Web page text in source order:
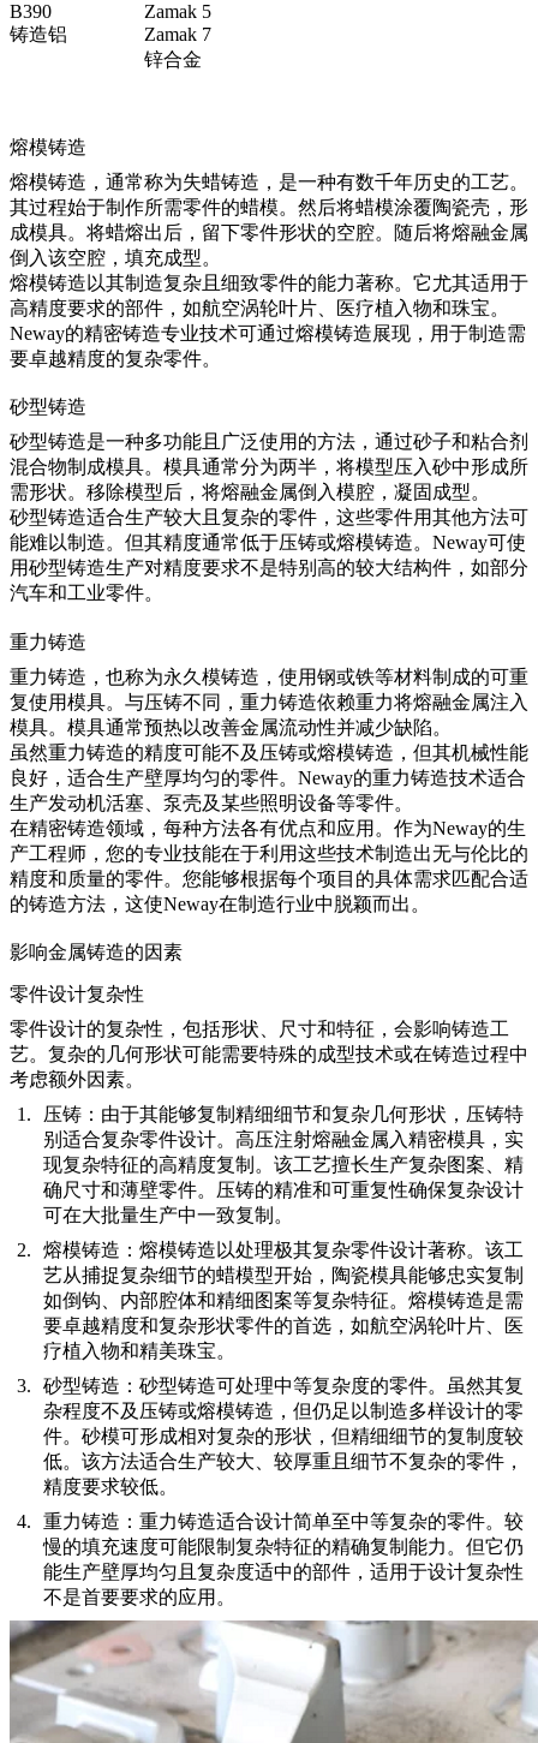
B390
Zamak 5
铸造铝
Zamak 7
锌合金
熔模铸造
熔模铸造 ，通常称为失蜡铸造，是一种有数千年历史的工艺。
其过程始于制作所需零件的蜡模。然后将蜡模涂覆陶瓷壳，形
成模具。将蜡熔出后，留下零件形状的空腔。随后将熔融金属
倒入该空腔，填充成型。
熔模铸造以其制造复杂且细致零件的能力著称。它尤其适用于
高精度要求的部件，如航空涡轮叶片、医疗植入物和珠宝。
Neway的精密铸造专业技术可通过熔模铸造展现，用于制造需
要卓越精度的复杂零件。
砂型铸造
砂型铸造是一种多功能且广泛使用的方法，通过砂子和粘合剂
混合物制成模具。模具通常分为两半，将模型压入砂中形成所
需形状。移除模型后，将熔融金属倒入模腔，凝固成型。
砂型铸造适合生产较大且复杂的零件，这些零件用其他方法可
能难以制造。但其精度通常低于压铸或熔模铸造。Neway可使
用砂型铸造生产对精度要求不是特别高的较大结构件，如部分
汽车和工业零件。
重力铸造
重力铸造 ，也称为永久模铸造，使用钢或铁等材料制成的可重
复使用模具。与压铸不同，重力铸造依赖重力将熔融金属注入
模具。模具通常预热以改善金属流动性并减少缺陷。
虽然重力铸造的精度可能不及压铸或熔模铸造，但其机械性能
良好，适合生产壁厚均匀的零件。Neway的重力铸造技术适合
生产发动机活塞、泵壳及某些照明设备等零件。
在精密铸造领域，每种方法各有优点和应用。作为Neway的生
产工程师，您的专业技能在于利用这些技术制造出无与伦比的
精度和质量的零件。您能够根据每个项目的具体需求匹配合适
的铸造方法，这使Neway在制造行业中脱颖而出。
影响金属铸造的因素
零件设计复杂性
零件设计的复杂性，包括形状、尺寸和特征，会影响铸造工
艺。复杂的几何形状可能需要特殊的成型技术或在铸造过程中
考虑额外因素。
压铸： 由于其能够复制精细细节和复杂几何形状，压铸特
别适合复杂零件设计。高压注射熔融金属入精密模具，实
现复杂特征的高精度复制。该工艺擅长生产复杂图案、精
确尺寸和薄壁零件。压铸的精准和可重复性确保复杂设计
可在大批量生产中一致复制。
熔模铸造： 熔模铸造以处理极其复杂零件设计著称。该工
艺从捕捉复杂细节的蜡模型开始，陶瓷模具能够忠实复制
如倒钩、内部腔体和精细图案等复杂特征。熔模铸造是需
要卓越精度和复杂形状零件的首选，如航空涡轮叶片、医
疗植入物和精美珠宝。
砂型铸造： 砂型铸造可处理中等复杂度的零件。虽然其复
杂程度不及压铸或熔模铸造，但仍足以制造多样设计的零
件。砂模可形成相对复杂的形状，但精细细节的复制度较
低。该方法适合生产较大、较厚重且细节不复杂的零件，
精度要求较低。
重力铸造： 重力铸造适合设计简单至中等复杂的零件。较
慢的填充速度可能限制复杂特征的精确复制能力。但它仍
能生产壁厚均匀且复杂度适中的部件，适用于设计复杂性
不是首要要求的应用。